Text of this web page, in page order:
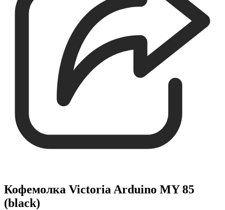
Кофемолка Victoria Arduino MY 85
(black)